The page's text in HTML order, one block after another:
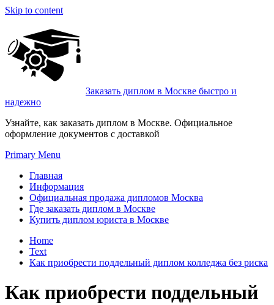
Skip to content
Заказать диплом в Москве быстро и
надежно
Узнайте, как заказать диплом в Москве. Официальное
оформление документов с доставкой
Primary Menu
Главная
Информация
Официальная продажа дипломов Москва
Где заказать диплом в Москве
Купить диплом юриста в Москве
Home
Text
Как приобрести поддельный диплом колледжа без риска
Как приобрести поддельный